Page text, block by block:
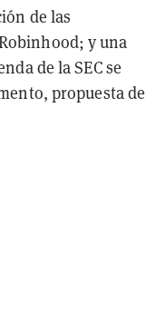
de las
y una
de la SEC se
propuesta de